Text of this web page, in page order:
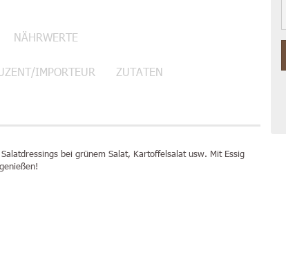
NÄHRWERTE
IMPORTEUR ZUTATEN
bei grünem Salat, Kartoffelsalat usw. Mit Essig